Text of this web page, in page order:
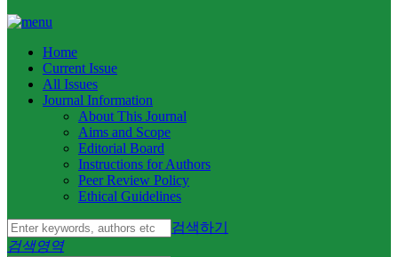
Home
Current Issue
All Issues
Journal Information
About This Journal
Aims and Scope
Editorial Board
Instructions for Authors
Peer Review Policy
Ethical Guidelines
검색하기
검색영역